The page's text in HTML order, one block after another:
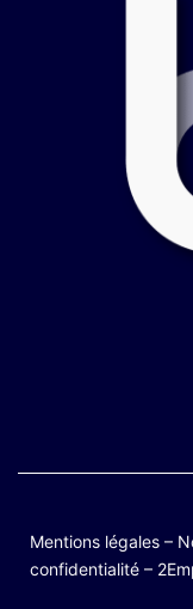
Mentions légales –
confidentialité –